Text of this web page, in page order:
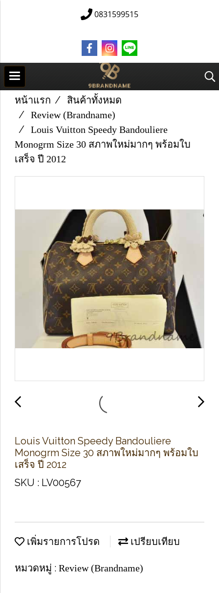
0831599515
หน้าแรก
สินค้าทั้งหมด
Review (Brandname)
Louis Vuitton Speedy Bandouliere
Monogrm Size 30 สภาพใหม่มากๆ พร้อมใบ
เสร็จ ปี 2012
Louis Vuitton Speedy Bandouliere
Monogrm Size 30 สภาพใหม่มากๆ พร้อมใบ
เสร็จ ปี 2012
SKU : LV00567
เพิ่มรายการโปรด เปรียบเทียบ
หมวดหมู่ : Review (Brandname)